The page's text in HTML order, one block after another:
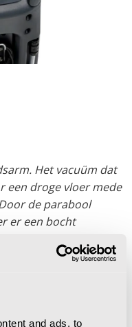
and ads, to
Het vacuüm dat
een droge vloer mede
de parabool
er een bocht